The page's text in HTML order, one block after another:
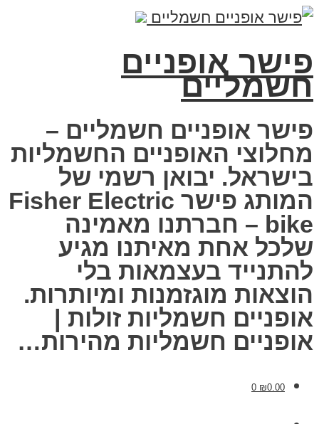
פישר אופניים
חשמליים
פישר אופניים חשמליים –
מחלוצי האופניים החשמליות
בישראל. יבואן רשמי של
המותג פישר Fisher Electric
bike – חברתנו מאמינה
שלכל אחת מאיתנו מגיע
להתנייד בעצמאות בלי
הוצאות מוגזמנות ומיותרות.
אופניים חשמליות זולות |
אופניים חשמליות מהירות…
₪0.00
0